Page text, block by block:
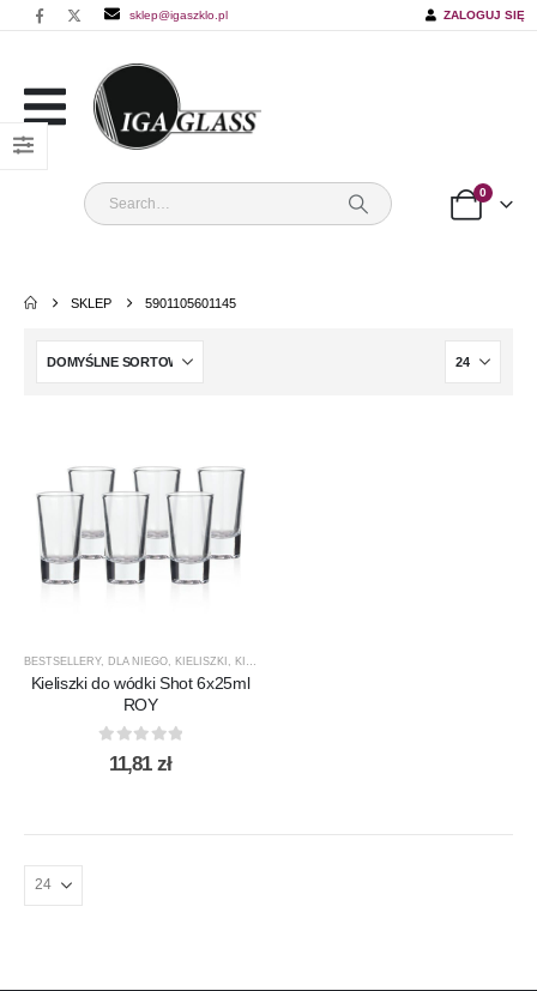
sklep@igaszklo.pl ZALOGUJ SIĘ
0
SKLEP 5901105601145
BESTSELLERY, DLA NIEGO KIELISZKI KIELISZKI DO LIKIERU / NALEWEK
Kieliszki do wódki Shot 6x25ml
ROY
out of 5
11,81 zł